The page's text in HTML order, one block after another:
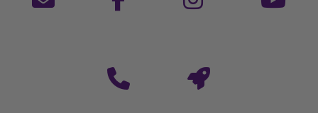
Kontaktformular